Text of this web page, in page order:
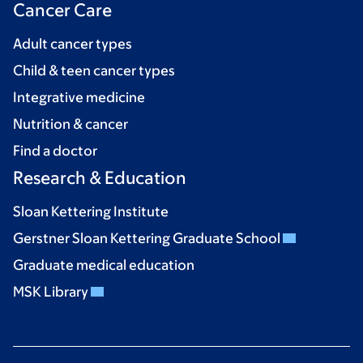
Cancer Care
Adult cancer types
Child & teen cancer types
Integrative medicine
Nutrition & cancer
Find a doctor
Research & Education
Sloan Kettering Institute
Gerstner Sloan Kettering Graduate School
Graduate medical education
MSK Library